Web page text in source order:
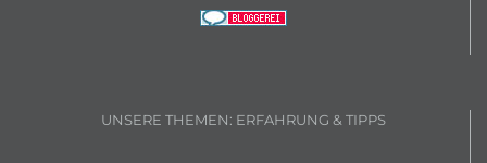
UNSERE THEMEN: ERFAHRUNG & TIPPS